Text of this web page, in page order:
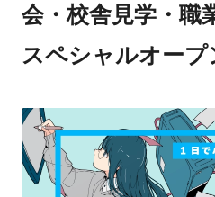
会・校舎見学・職
スペシャルオープ